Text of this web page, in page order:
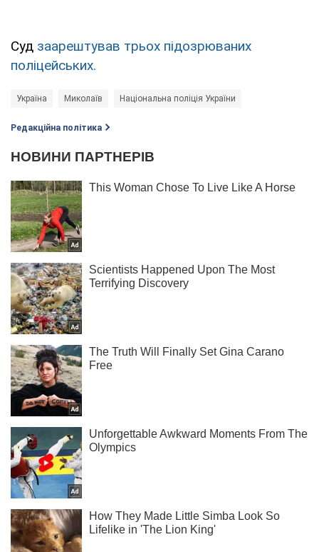
Суд заарештував трьох підозрюваних
поліцейських.
Україна Миколаїв Національна поліція України
Редакційна політика